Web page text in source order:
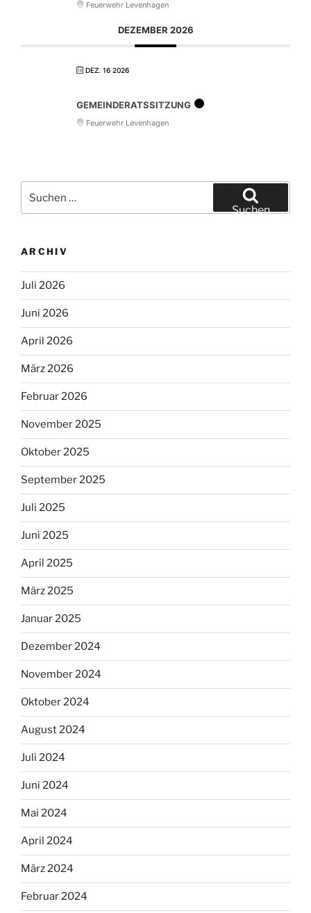
Feuerwehr Levenhagen
DEZEMBER 2026
DEZ. 16 2026
GEMEINDERATSSITZUNG
Feuerwehr Levenhagen
nach:
Suchen
ARCHIV
Juli 2026
Juni 2026
April 2026
März 2026
Februar 2026
November 2025
Oktober 2025
September 2025
Juli 2025
Juni 2025
April 2025
März 2025
Januar 2025
Dezember 2024
November 2024
Oktober 2024
August 2024
Juli 2024
Juni 2024
Mai 2024
April 2024
März 2024
Februar 2024